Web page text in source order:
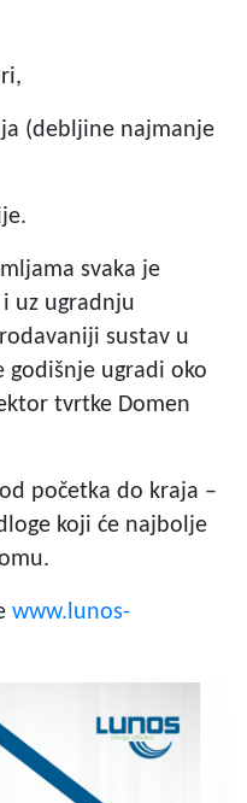
(debljine najmanje
svaka je
uz ugradnju
sustav u
godišnje ugradi oko
tvrtke Domen
početka do kraja –
koji će najbolje
www.lunos-